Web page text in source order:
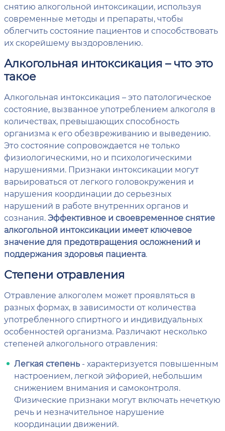
снятию алкогольной интоксикации, используя
современные методы и препараты, чтобы
облегчить состояние пациентов и способствовать
их скорейшему выздоровлению.
Алкогольная интоксикация – что это
такое
Алкогольная интоксикация – это патологическое
состояние, вызванное употреблением алкоголя в
количествах, превышающих способность
организма к его обезвреживанию и выведению.
Это состояние сопровождается не только
физиологическими, но и психологическими
нарушениями. Признаки интоксикации могут
варьироваться от легкого головокружения и
нарушения координации до серьезных
нарушений в работе внутренних органов и
сознания.Эффективное и своевременное снятие
алкогольной интоксикации имеет ключевое
значение для предотвращения осложнений и
поддержания здоровья пациента.
Степени отравления
Отравление алкоголем может проявляться в
разных формах, в зависимости от количества
употребленного спиртного и индивидуальных
особенностей организма. Различают несколько
степеней алкогольного отравления:
Легкая степень - характеризуется повышенным
настроением, легкой эйфорией, небольшим
снижением внимания и самоконтроля.
Физические признаки могут включать нечеткую
речь и незначительное нарушение
координации движений.